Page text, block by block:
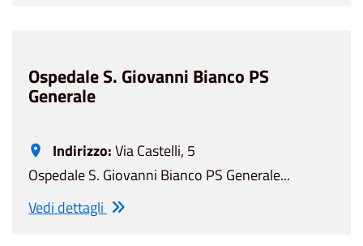
Ospedale S. Giovanni Bianco PS
Generale
Indirizzo:Via Castelli, 5
Ospedale S. Giovanni Bianco PS Generale...
Vedi dettagli